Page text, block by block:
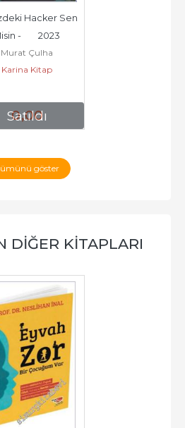
Satıldı
Hacker Sen
-        2023
Murat Çulha
Karina Kitap
0,00
göster
DIĞER KITAPLARI